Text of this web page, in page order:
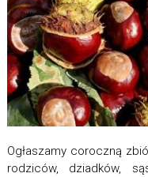
Ogłaszamy coroczną
rodziców, dziadków,